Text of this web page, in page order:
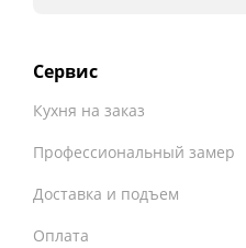
Сервис
Кухня на заказ
Профессиональный замер
Доставка и подъем
Оплата